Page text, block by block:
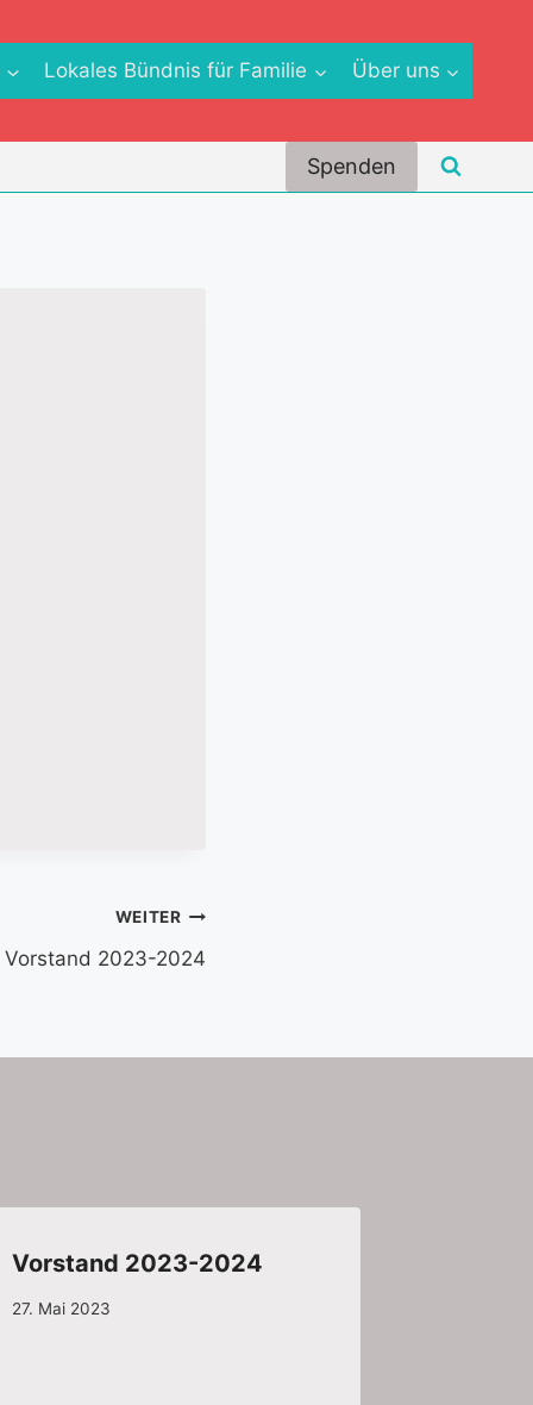
Lokales Bündnis für Familie Über uns
Spenden
WEITER
Vorstand 2023-2024
Vorstand 2023-2024
27. Mai 2023